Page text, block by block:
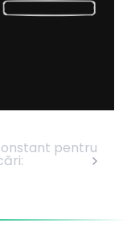
pentru